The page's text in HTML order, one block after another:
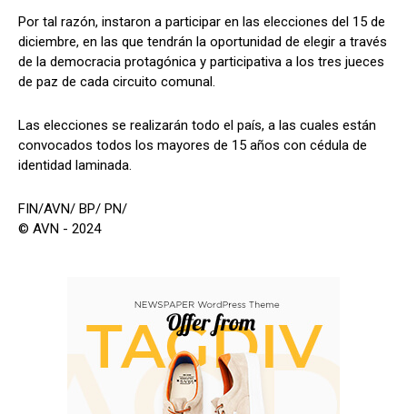
Por tal razón, instaron a participar en las elecciones del 15 de
diciembre, en las que tendrán la oportunidad de elegir a través
de la democracia protagónica y participativa a los tres jueces
de paz de cada circuito comunal.
Las elecciones se realizarán todo el país, a las cuales están
convocados todos los mayores de 15 años con cédula de
identidad laminada.
FIN/AVN/ BP/ PN/
© AVN - 2024